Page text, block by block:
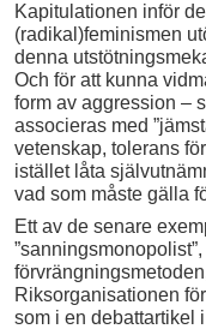
Kapitulationen inför
(radikal)feminismen
denna
Och för att kunna
form av aggression –
associeras med
vetenskap, tolerans
istället låta
vad som måste gälla
Ett av de senare
Riksorganisationen
som i en debattartikel i